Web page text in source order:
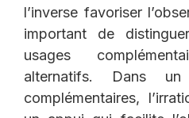
l’inverse favoriser
important de
usages
alternatifs. Dans
complémentaires,